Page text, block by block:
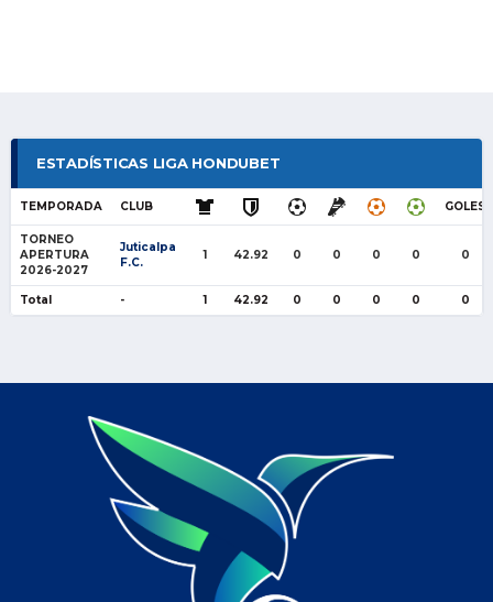
ESTADÍSTICAS LIGA HONDUBET
TEMPORADA CLUB GOLES
TORNEO
APERTURA
2026-2027
Juticalpa
F.C.
1 42.92 0 0 0 0 0
Total - 1 42.92 0 0 0 0 0